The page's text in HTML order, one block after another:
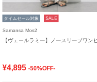
タイムセール対象 SALE
Samansa Mos2
¥4,895 -50%OFF-